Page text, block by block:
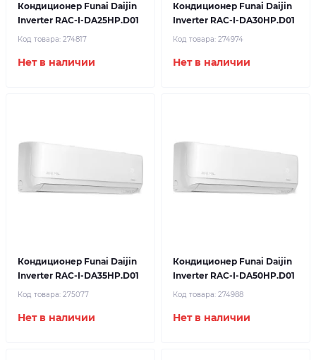
Кондиционер Funai Daijin
Inverter RAC-I-DA25HP.D01
Код товара: 274817
Нет в наличии
Кондиционер Funai Daijin
Inverter RAC-I-DA30HP.D01
Код товара: 274974
Нет в наличии
Кондиционер Funai Daijin
Inverter RAC-I-DA35HP.D01
Код товара: 275077
Нет в наличии
Кондиционер Funai Daijin
Inverter RAC-I-DA50HP.D01
Код товара: 274988
Нет в наличии